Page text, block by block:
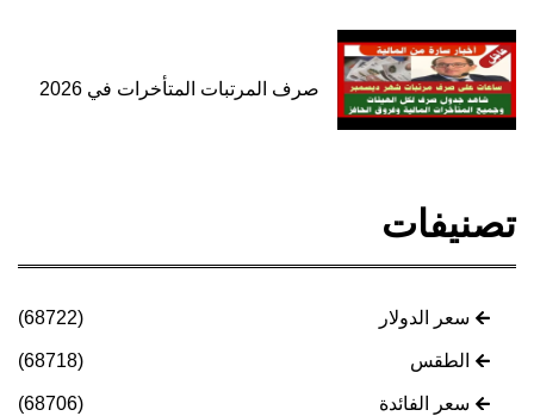
صرف المرتبات المتأخرات في 2026
تصنيفات
سعر الدولار (68722)
الطقس (68718)
سعر الفائدة (68706)